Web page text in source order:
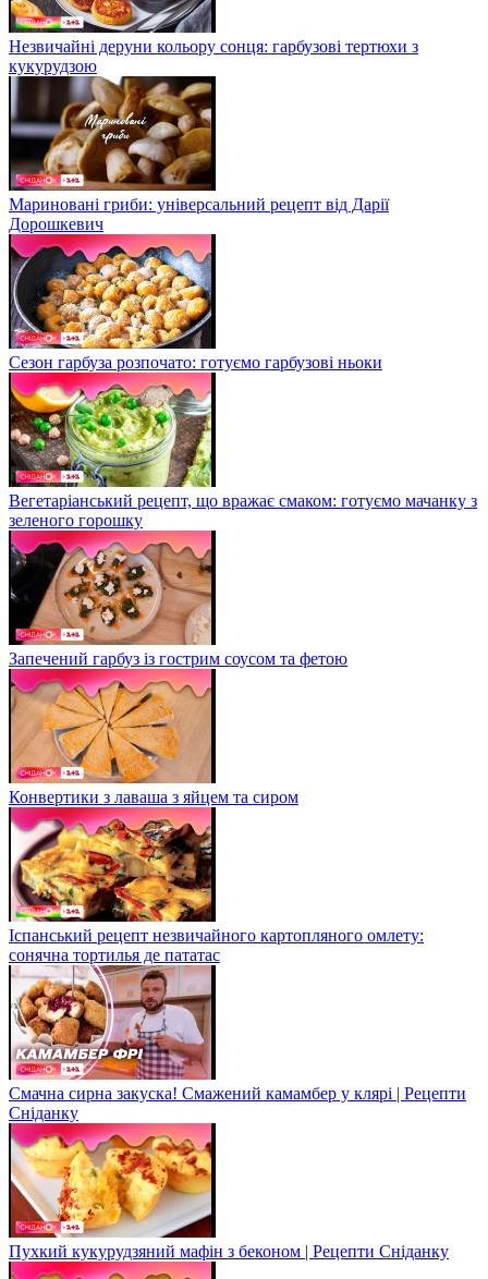
Незвичайні деруни кольору сонця: гарбузові тертюхи з
кукурудзою
Мариновані гриби: універсальний рецепт від Дарії
Дорошкевич
Сезон гарбуза розпочато: готуємо гарбузові ньоки
Вегетаріанський рецепт, що вражає смаком: готуємо мачанку з
зеленого горошку
Запечений гарбуз із гострим соусом та фетою
Конвертики з лаваша з яйцем та сиром
Іспанський рецепт незвичайного картопляного омлету:
сонячна тортилья де пататас
Смачна сирна закуска! Смажений камамбер у клярі | Рецепти
Сніданку
Пухкий кукурудзяний мафін з беконом | Рецепти Сніданку